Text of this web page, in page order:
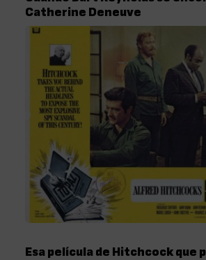
Catherine Deneuve
Esa película de Hitchcock que